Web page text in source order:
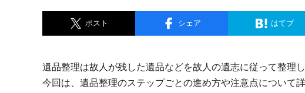
ポスト シェア はてブ
遺品整理は故人が残した遺品などを故人の遺志に従って整理
今回は、遺品整理のステップごとの進め方や注意点について詳